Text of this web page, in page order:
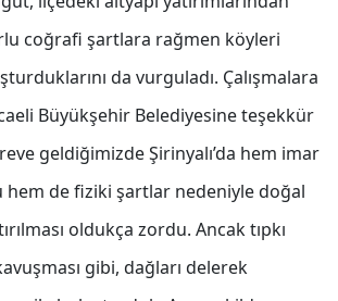
coğrafi şartlara rağmen köyleri
da vurguladı. Çalışmalara
Büyükşehir Belediyesine teşekkür
geldiğimizde Şirinyalı’da hem imar
hem de fiziki şartlar nedeniyle doğal
oldukça zordu. Ancak tıpkı
gibi, dağları delerek